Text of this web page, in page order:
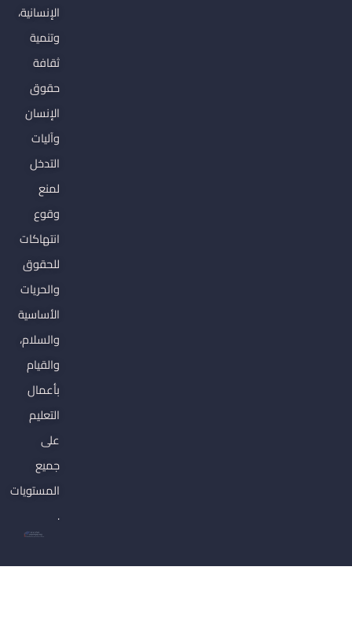
الإنسانية،
وتنمية
ثقافة
حقوق
الإنسان
وآليات
التدخل
لمنع
وقوع
انتهاكات
للحقوق
والحريات
الأساسية
والسلام،
والقيام
بأعمال
التعليم
على
جميع
المستويات